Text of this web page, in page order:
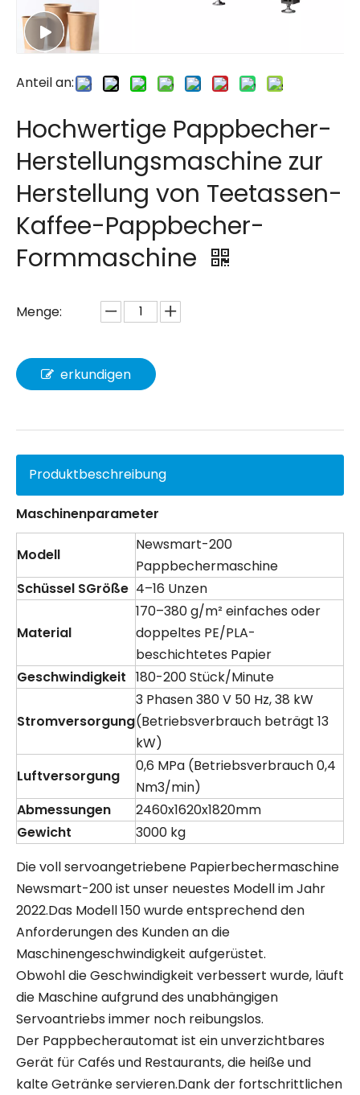
Anteil an:
Hochwertige Pappbecher-
Herstellungsmaschine zur
Herstellung von Teetassen-
Kaffee-Pappbecher-
Formmaschine
Menge:
erkundigen
Produktbeschreibung
Maschinenparameter
Modell
Newsmart-200
Pappbechermaschine
Schüssel SGröße 4–16 Unzen
Material
170–380 g/m² einfaches oder
doppeltes PE/PLA-
beschichtetes Papier
Geschwindigkeit 180-200 Stück/Minute
Stromversorgung
3 Phasen 380 V 50 Hz, 38 kW
(Betriebsverbrauch beträgt 13
kW)
Luftversorgung
0,6 MPa (Betriebsverbrauch 0,4
Nm3/min)
Abmessungen
2460x1620x1820mm
Gewicht
3000 kg
Die voll servoangetriebene Papierbechermaschine
Newsmart-200 ist unser neuestes Modell im Jahr
2022.Das Modell 150 wurde entsprechend den
Anforderungen des Kunden an die
Maschinengeschwindigkeit aufgerüstet.
Obwohl die Geschwindigkeit verbessert wurde, läuft
die Maschine aufgrund des unabhängigen
Servoantriebs immer noch reibungslos.
Der Pappbecherautomat ist ein unverzichtbares
Gerät für Cafés und Restaurants, die heiße und
kalte Getränke servieren.Dank der fortschrittlichen